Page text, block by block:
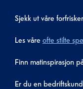
Sjekk ut våre
Les våre ofte stilte
Finn matinspirasjon
Er du en